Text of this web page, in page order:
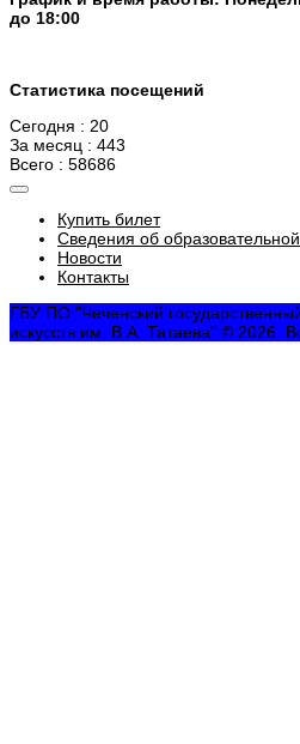
до 18:00
Статистика посещений
Сегодня : 20
За месяц : 443
Всего : 58686
Купить билет
Сведения об
Новости
Контакты
ГБУ ПО "Чеченский
искусств им. В.А. Татаева" © 2026.